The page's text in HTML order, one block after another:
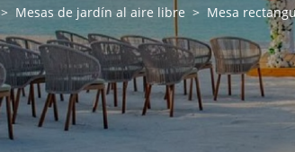
> Mesas de jardín al aire libre > Mesa